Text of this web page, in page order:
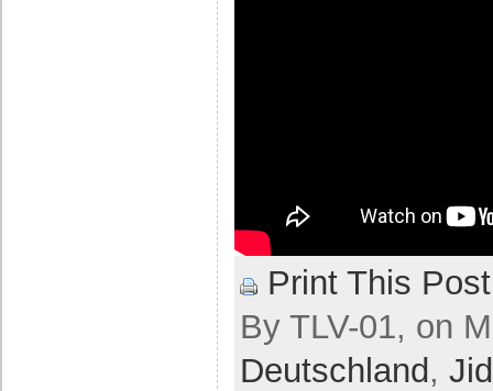
Print This Post
By TLV-01, on
Deutschland ,